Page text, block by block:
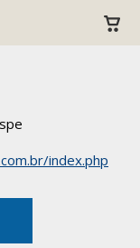
index.php